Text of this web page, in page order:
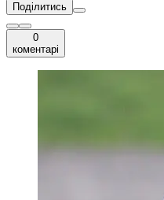
Поділитись
0
коментарі